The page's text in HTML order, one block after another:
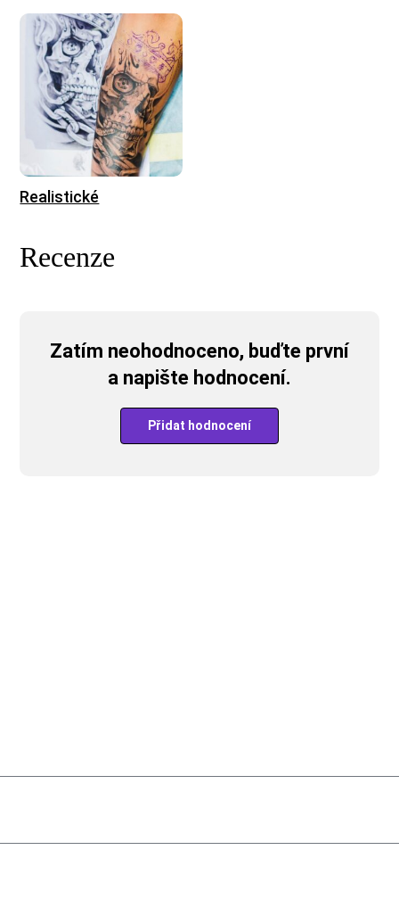
Realistické
Recenze
Zatím neohodnoceno, buďte první
a napište hodnocení.
Přidat hodnocení